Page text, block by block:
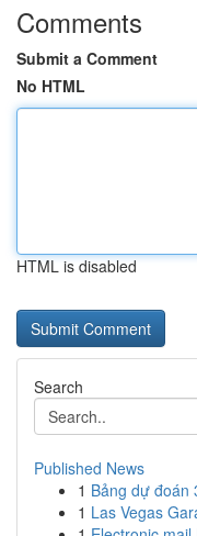
Comments
Submit a Comment
No HTML
HTML is disabled
Search
Published News
1 Bảng dự đoán
1 Las Vegas